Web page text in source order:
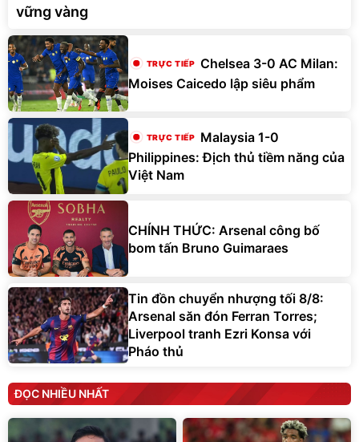
vững vàng
Chelsea 3-0 AC Milan:
Moises Caicedo lập siêu phẩm
Malaysia 1-0
Philippines: Địch thủ tiềm năng của
Việt Nam
CHÍNH THỨC: Arsenal công bố
bom tấn Bruno Guimaraes
Tin đồn chuyển nhượng tối 8/8:
Arsenal săn đón Ferran Torres;
Liverpool tranh Ezri Konsa với
Pháo thủ
ĐỌC NHIỀU NHẤT